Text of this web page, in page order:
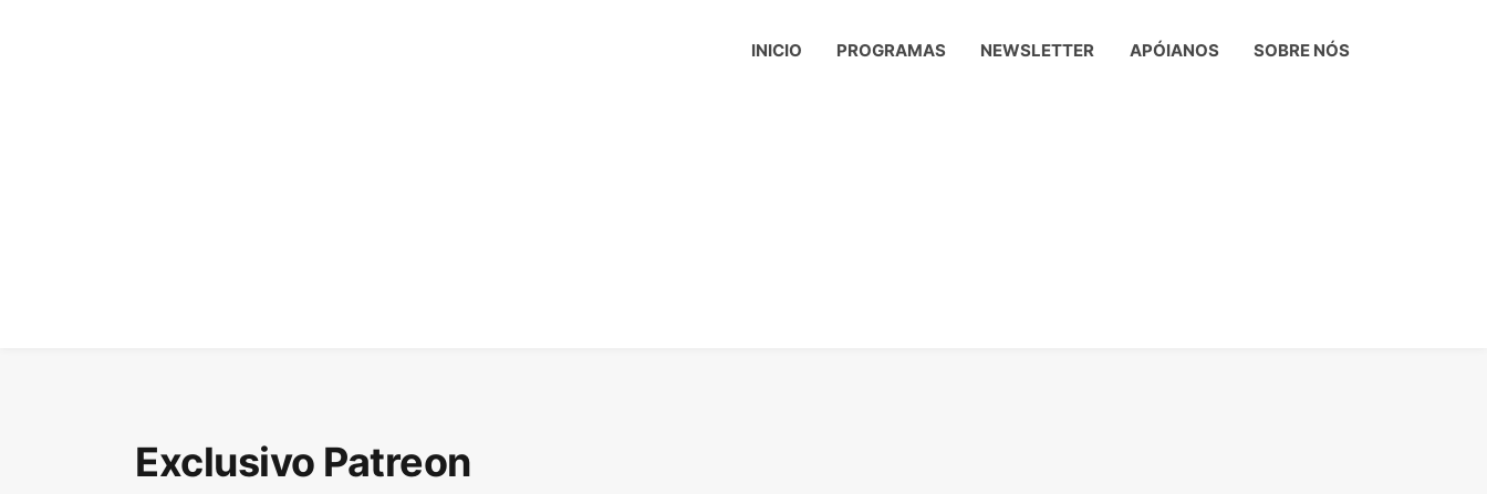
INICIO PROGRAMAS NEWSLETTER APÓIANOS SOBRE NÓS
Exclusivo Patreon